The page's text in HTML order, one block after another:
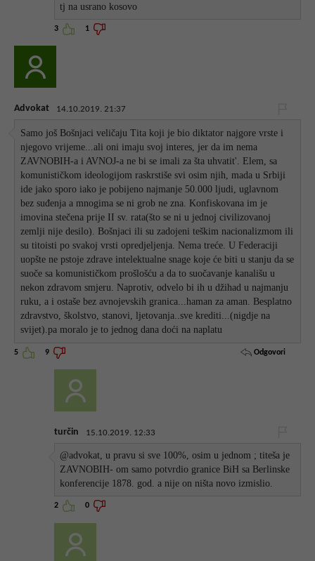
tj na usrano kosovo
3 1
Advokat 14.10.2019. 21:37
Samo još Bošnjaci veličaju Tita koji je bio diktator najgore vrste i
njegovo vrijeme...ali oni imaju svoj interes, jer da im nema
ZAVNOBIH-a i AVNOJ-a ne bi se imali za šta uhvatit'. Elem, sa
komunističkom ideologijom raskrstiše svi osim njih, mada u Srbiji
ide jako sporo iako je pobijeno najmanje 50.000 ljudi, uglavnom
bez suđenja a mnogima se ni grob ne zna. Konfiskovana im je
imovina stečena prije II sv. rata(što se ni u jednoj civilizovanoj
zemlji nije desilo). Bošnjaci ili su zadojeni teškim nacionalizmom ili
su titoisti po svakoj vrsti opredjeljenja. Nema treće. U Federaciji
uopšte ne pstoje zdrave intelektualne snage koje će biti u stanju da se
suoče sa komunističkom prošlošću a da to suočavanje kanališu u
nekon zdravom smjeru. Naprotiv, odvelo bi ih u džihad u najmanju
ruku, a i ostaše bez avnojevskih granica...haman za aman. Besplatno
zdravstvo, školstvo, stanovi, ljetovanja..sve krediti...(nigdje na
svijet).pa moralo je to jednog dana doći na naplatu
5 9 Odgovori
turčin 15.10.2019. 12:33
@advokat, u pravu si sve 100%, osim u jednom ; titeša je
ZAVNOBIH- om samo potvrdio granice BiH sa Berlinske
konferencije 1878. god. a nije on ništa novo izmislio.
2 0